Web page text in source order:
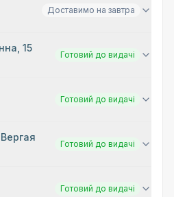
Доставимо на завтра
15
Готовий до видачі
Готовий до видачі
Готовий до видачі
Готовий до видачі